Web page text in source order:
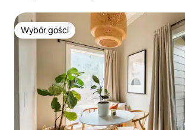
Wybór gości
Wybór gości